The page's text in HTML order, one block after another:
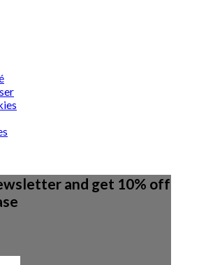
and get 10% off